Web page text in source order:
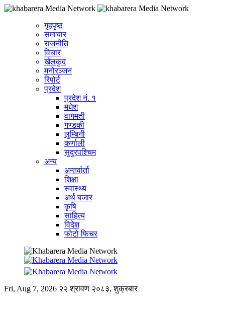
गृहपृष्ठ
समाचार
राजनीति
विचार
खेलकुद
मनोरञ्जन
रिपोर्ट
प्रदेश
प्रदेश नं. १
मधेश
वागमती
गण्डकी
लुम्बिनी
कर्णाली
सुदुरपश्चिम
अन्य
अन्तर्वार्ता
शिक्षा
स्वास्थ्य
अर्थ बजार
कृषि
साहित्य
विदेश
फोटो फिचर
Fri, Aug 7, 2026 २२ श्रावण २०८३, शुक्रबार